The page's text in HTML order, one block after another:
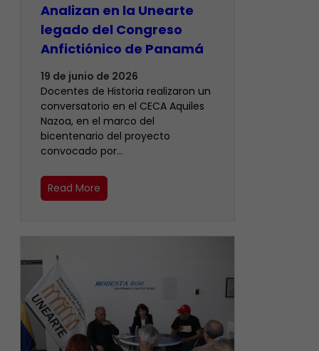
Analizan en la Unearte
legado del Congreso
Anfictiónico de Panamá
19 de junio de 2026
Docentes de Historia realizaron un
conversatorio en el CECA Aquiles
Nazoa, en el marco del
bicentenario del proyecto
convocado por…
Read More